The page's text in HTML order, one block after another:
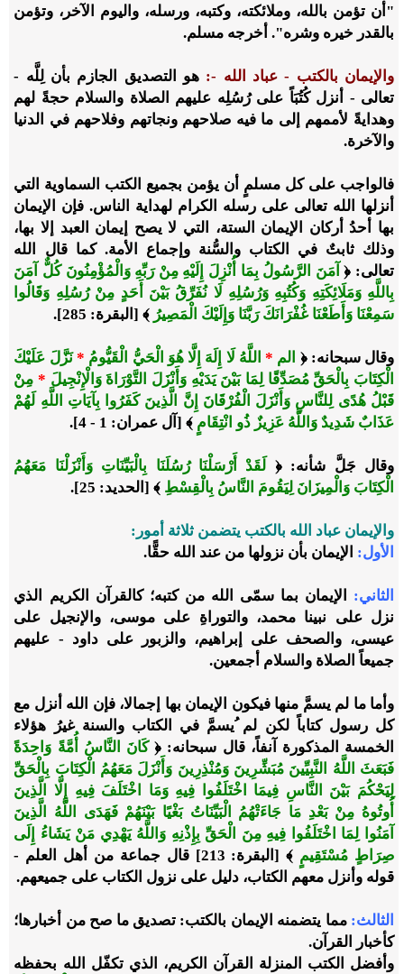
"أن تؤمن بالله، وملائكته، وكتبه، ورسله، واليوم الآخر، وتؤمن
بالقدر خيره وشره". أخرجه مسلم.
والإيمان بالكتب - عباد الله -: هو التصديق الجازم بأن لِلَّه -
تعالى - أنزل كُتُبَاً على رُسُلِه عليهم الصلاة والسلام حجةً لهم
وهدايةً لأممهم إلى ما فيه صلاحهم ونجاتهم وفلاحهم في الدنيا
والآخرة.
فالواجب على كل مسلمٍ أن يؤمن بجميع الكتب السماوية التي
أنزلها الله تعالى على رسله الكرام لهداية الناس. فإن الإيمان
بها أحدُ أركان الإيمان الستة، التي لا يصح إيمان العبد إلا بها،
وذلك ثابتٌ في الكتاب والسُّنة وإجماع الأمة. كما قال الله
تعالى: ﴿ آمَنَ الرَّسُولُ بِمَا أُنْزِلَ إِلَيْهِ مِنْ رَبِّهِ وَالْمُؤْمِنُونَ كُلٌّ آمَنَ
بِاللَّهِ وَمَلَائِكَتِهِ وَكُتُبِهِ وَرُسُلِهِ لَا نُفَرِّقُ بَيْنَ أَحَدٍ مِنْ رُسُلِهِ وَقَالُوا
سَمِعْنَا وَأَطَعْنَا غُفْرَانَكَ رَبَّنَا وَإِلَيْكَ الْمَصِيرُ ﴾ [البقرة: 285].
وقال سبحانه: ﴿ الم *اللَّهُ لَا إِلَهَ إِلَّا هُوَ الْحَيُّ الْقَيُّومُ *نَزَّلَ عَلَيْكَ
الْكِتَابَ بِالْحَقِّ مُصَدِّقًا لِمَا بَيْنَ يَدَيْهِ وَأَنْزَلَ التَّوْرَاةَ وَالْإِنْجِيلَ *مِنْ
قَبْلُ هُدًى لِلنَّاسِ وَأَنْزَلَ الْفُرْقَانَ إِنَّ الَّذِينَ كَفَرُوا بِآيَاتِ اللَّهِ لَهُمْ
عَذَابٌ شَدِيدٌ وَاللَّهُ عَزِيزٌ ذُو انْتِقَامٍ ﴾ [آل عمران: 1 - 4].
وقال جَلَّ شأنه: ﴿ لَقَدْ أَرْسَلْنَا رُسُلَنَا بِالْبَيِّنَاتِ وَأَنْزَلْنَا مَعَهُمُ
الْكِتَابَ وَالْمِيزَانَ لِيَقُومَ النَّاسُ بِالْقِسْطِ ﴾ [الحديد: 25].
والإيمان عباد الله بالكتب يتضمن ثلاثة أمور:
الأول: الإيمان بأن نزولها من عند الله حقًّا.
الثاني: الإيمان بما سمّى الله من كتبه؛ كالقرآن الكريم الذي
نزل على نبينا محمد، والتوراةِ على موسى، والإنجيل على
عيسى، والصحف على إبراهيم، والزبور على داود - عليهم
جميعاً الصلاة والسلام أجمعين.
وأما ما لم يسمَّ منها فيكون الإيمان بها إجمالا، فإن الله أنزل مع
كل رسول كتاباً لكن لم ُيسمَّ في الكتاب والسنة غيرُ هؤلاء
الخمسة المذكورة آنفاً، قال سبحانه: ﴿كَانَ النَّاسُ أُمَّةً وَاحِدَةً
فَبَعَثَ اللَّهُ النَّبِيِّينَ مُبَشِّرِينَ وَمُنْذِرِينَ وَأَنْزَلَ مَعَهُمُ الْكِتَابَ بِالْحَقِّ
لِيَحْكُمَ بَيْنَ النَّاسِ فِيمَا اخْتَلَفُوا فِيهِ وَمَا اخْتَلَفَ فِيهِ إِلَّا الَّذِينَ
أُوتُوهُ مِنْ بَعْدِ مَا جَاءَتْهُمُ الْبَيِّنَاتُ بَغْيًا بَيْنَهُمْ فَهَدَى اللَّهُ الَّذِينَ
آمَنُوا لِمَا اخْتَلَفُوا فِيهِ مِنَ الْحَقِّ بِإِذْنِهِ وَاللَّهُ يَهْدِي مَنْ يَشَاءُ إِلَى
صِرَاطٍ مُسْتَقِيمٍ
﴾ [البقرة: 213] قال جماعة من أهل العلم -
قوله وأنزل معهم الكتاب، دليل على نزول الكتاب على جميعهم.
الثالث: مما يتضمنه الإيمان بالكتب: تصديق ما صح من أخبارها؛
كأخبار القرآن.
وأفضل الكتب المنزلة القرآن الكريم، الذي تكفّل الله بحفظه